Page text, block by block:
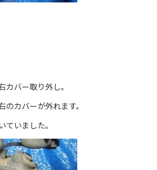
バー取り外し。
カバーが外れます。
いました。